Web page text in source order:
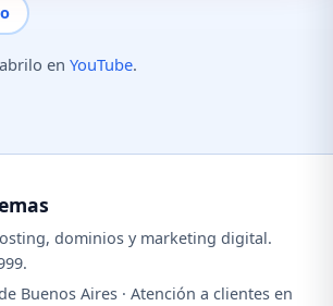
en YouTube.
dominios y marketing digital.
Buenos Aires · Atención a clientes en